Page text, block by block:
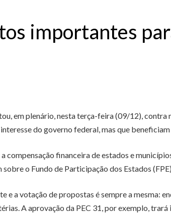
importantes
em plenário, nesta terça-feira (09/12),
do governo federal, mas que
compensação financeira de estados e
o Fundo de Participação dos Estados
a votação de propostas é sempre a mesma:
A aprovação da PEC 31, por exemplo,